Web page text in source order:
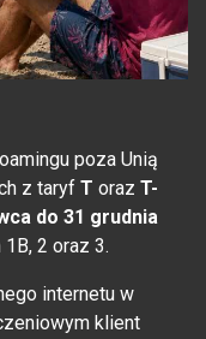
poza Unią
z taryf T oraz T-
do 31 grudnia
2 oraz 3.
internetu w
klient